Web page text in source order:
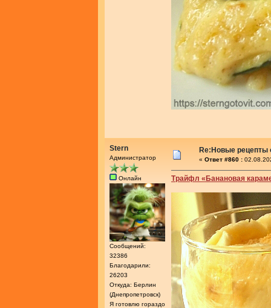
Stern
Администратор
Онлайн
Сообщений:
32386
Благодарили:
26203
Откуда: Берлин
(Днепропетровск)
Я готовлю гораздо
Re:Новые рецепты
« Ответ #860 :
Трайфл «Банановая